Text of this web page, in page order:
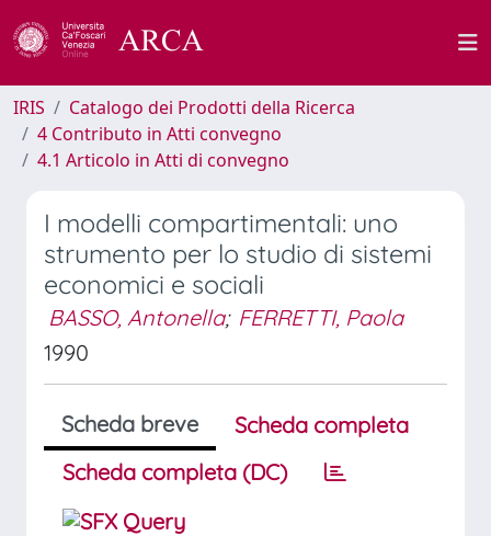
IRIS
Catalogo dei Prodotti della Ricerca
4 Contributo in Atti convegno
4.1 Articolo in Atti di convegno
I modelli compartimentali: uno
strumento per lo studio di sistemi
economici e sociali
BASSO, Antonella; FERRETTI, Paola
1990
Scheda breve
Scheda completa
Scheda completa (DC)